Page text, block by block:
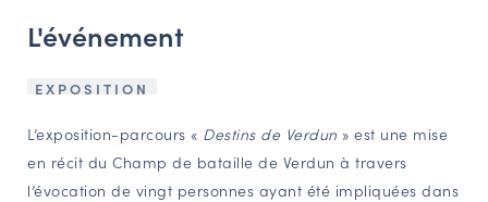
Espace acteurs
NAVIGATION FILTRÉE « ACTEURS »
L'événement
EXPOSITION
L’exposition-parcours « Destins de Verdun » est une mise
en récit du Champ de bataille de Verdun à travers
l’évocation de vingt personnes ayant été impliquées dans